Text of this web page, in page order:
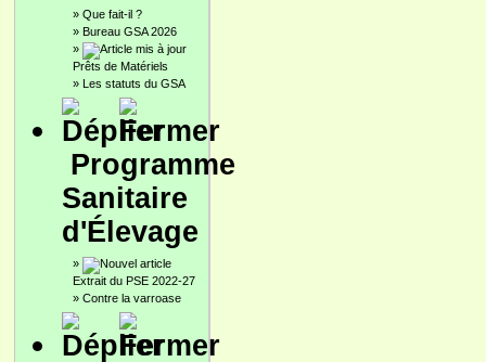
» Que fait-il ?
» Bureau GSA 2026
»
Prêts de Matériels
» Les statuts du GSA
Programme
Sanitaire
d'Élevage
»
Extrait du PSE 2022-27
» Contre la varroase